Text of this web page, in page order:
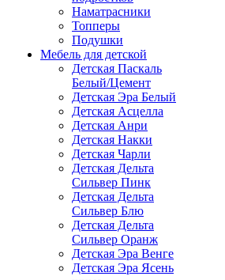
Наматрасники
Топперы
Подушки
Мебель для детской
Детская Паскаль
Белый/Цемент
Детская Эра Белый
Детская Асцелла
Детская Анри
Детская Накки
Детская Чарли
Детская Дельта
Сильвер Пинк
Детская Дельта
Сильвер Блю
Детская Дельта
Сильвер Оранж
Детская Эра Венге
Детская Эра Ясень